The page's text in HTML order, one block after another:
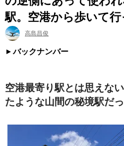
駅。空港から歩いて
高島昌俊
バックナンバー
空港最寄り駅とは思えな
たような山間の秘境駅だ